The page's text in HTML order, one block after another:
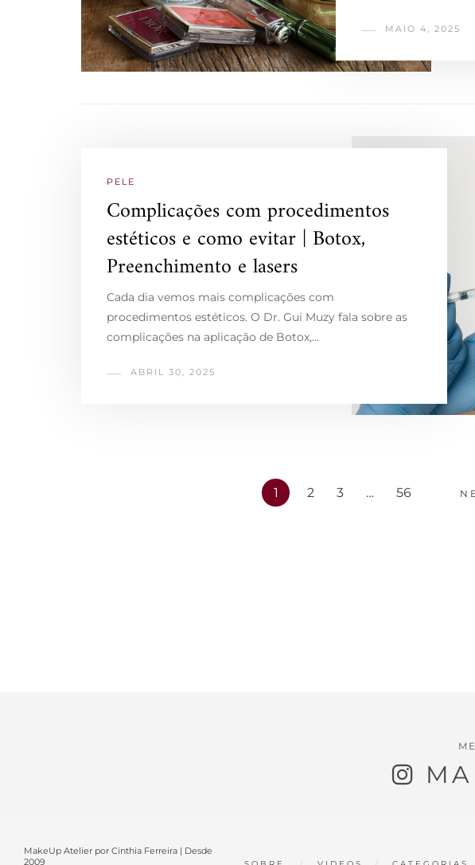
MAIO 4, 2025
PELE
Complicações com procedimentos
estéticos e como evitar | Botox,
Preenchimento e lasers
Cada dia vemos mais complicações com
procedimentos estéticos. O Dr. Gui Muzy fala sobre as
complicações na aplicação de Botox,…
ABRIL 30, 2025
1 2 3 … 56
MakeUp Atelier por Cinthia Ferreira | Desde
2009